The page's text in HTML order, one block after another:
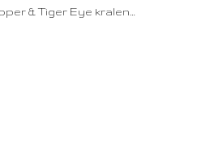
& Tiger Eye kralen…